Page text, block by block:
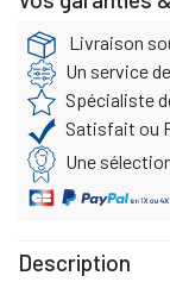
Livraison
Un service
Spécialiste
Satisfait ou
Une
Description